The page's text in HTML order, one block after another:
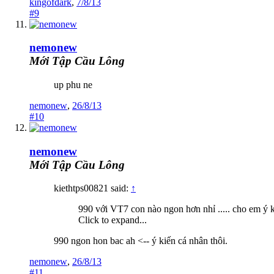
#9
nemonew
Mới Tập Cầu Lông
up phu ne
nemonew, 26/8/13
#10
nemonew
Mới Tập Cầu Lông
kiethtps00821 said: ↑
990 với VT7 con nào ngon hơn nhỉ ..... cho em ý
Click to expand...
990 ngon hon bac ah <-- ý kiến cá nhân thôi.
nemonew, 26/8/13